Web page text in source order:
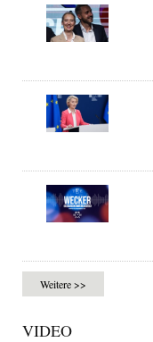
Weitere >>
VIDEO